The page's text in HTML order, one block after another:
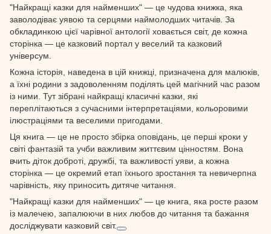
"Найкращі казки для найменших" — це чудова книжка, яка
заволодіває уявою та серцями наймолодших читачів. За
обкладинкою цієї чарівної антології ховається світ, де кожна
сторінка — це казковий портал у веселий та казковий
універсум.
Кожна історія, наведена в цій книжці, призначена для малюків,
а їхні родини з задоволенням поділять цей магічний час разом
із ними. Тут зібрані найкращі класичні казки, які
переплітаються з сучасними інтерпретаціями, кольоровими
ілюстраціями та веселими пригодами.
Ця книга — це не просто збірка оповідань, це перші кроки у
світі фантазій та учби важливим життєвим цінностям. Вона
вчить діток доброті, дружбі, та важливості уяви, а кожна
сторінка — це окремий етап їхнього зростання та невичерпна
чарівність, яку приносить дитяче читання.
"Найкращі казки для найменших" — це книга, яка росте разом
із малечею, запалюючи в них любов до читання та бажання
досліджувати казковий світ.